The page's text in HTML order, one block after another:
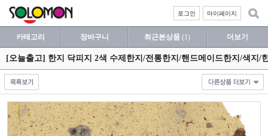
마이페이지
로그인
카테고리 장바구니 최근본상품 (1) 더보기
[오늘출고] 한지 닥피지 2색 수제한지/전통한지/핸드메이드한지/색지/